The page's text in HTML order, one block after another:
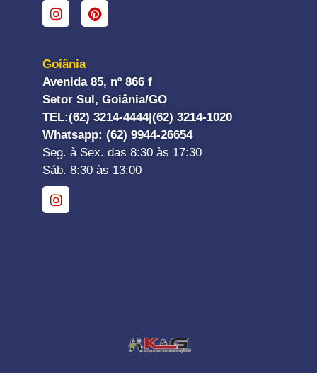
Goiânia
Avenida 85, nº 866 f
Setor Sul, Goiânia/GO
TEL:(62) 3214-4444|(62) 3214-1020
Whatsapp: (62) 9944-26654
Seg. à Sex. das 8:30 às 17:30
Sáb. 8:30 às 13:00